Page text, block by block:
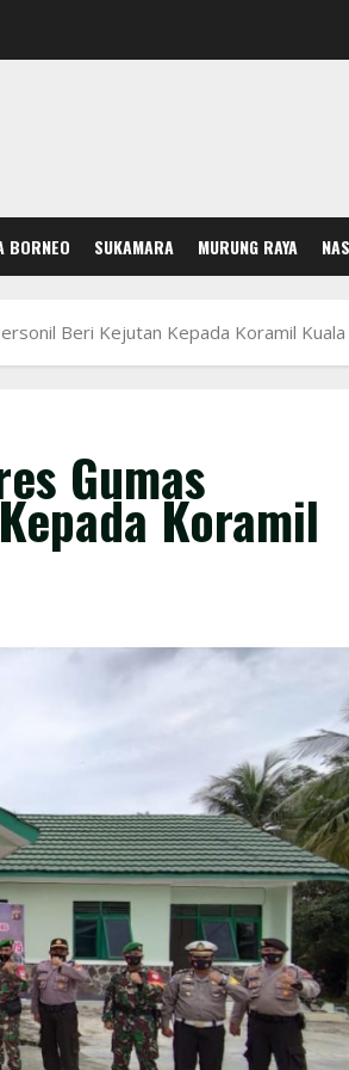
BORNEO SUKAMARA MURUNG RAYA
Beri Kejutan Kepada Koramil Kuala
Gumas
Koramil